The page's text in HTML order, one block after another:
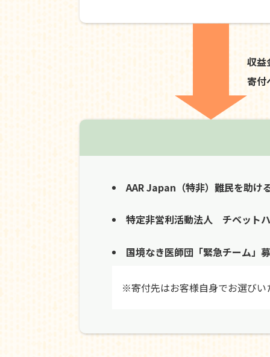
収益
寄付
AAR Japan（特非）難民を助け
特定非営利活動法人 チベット
国境なき医師団「緊急チーム」
※寄付先はお客様自身でお選びい